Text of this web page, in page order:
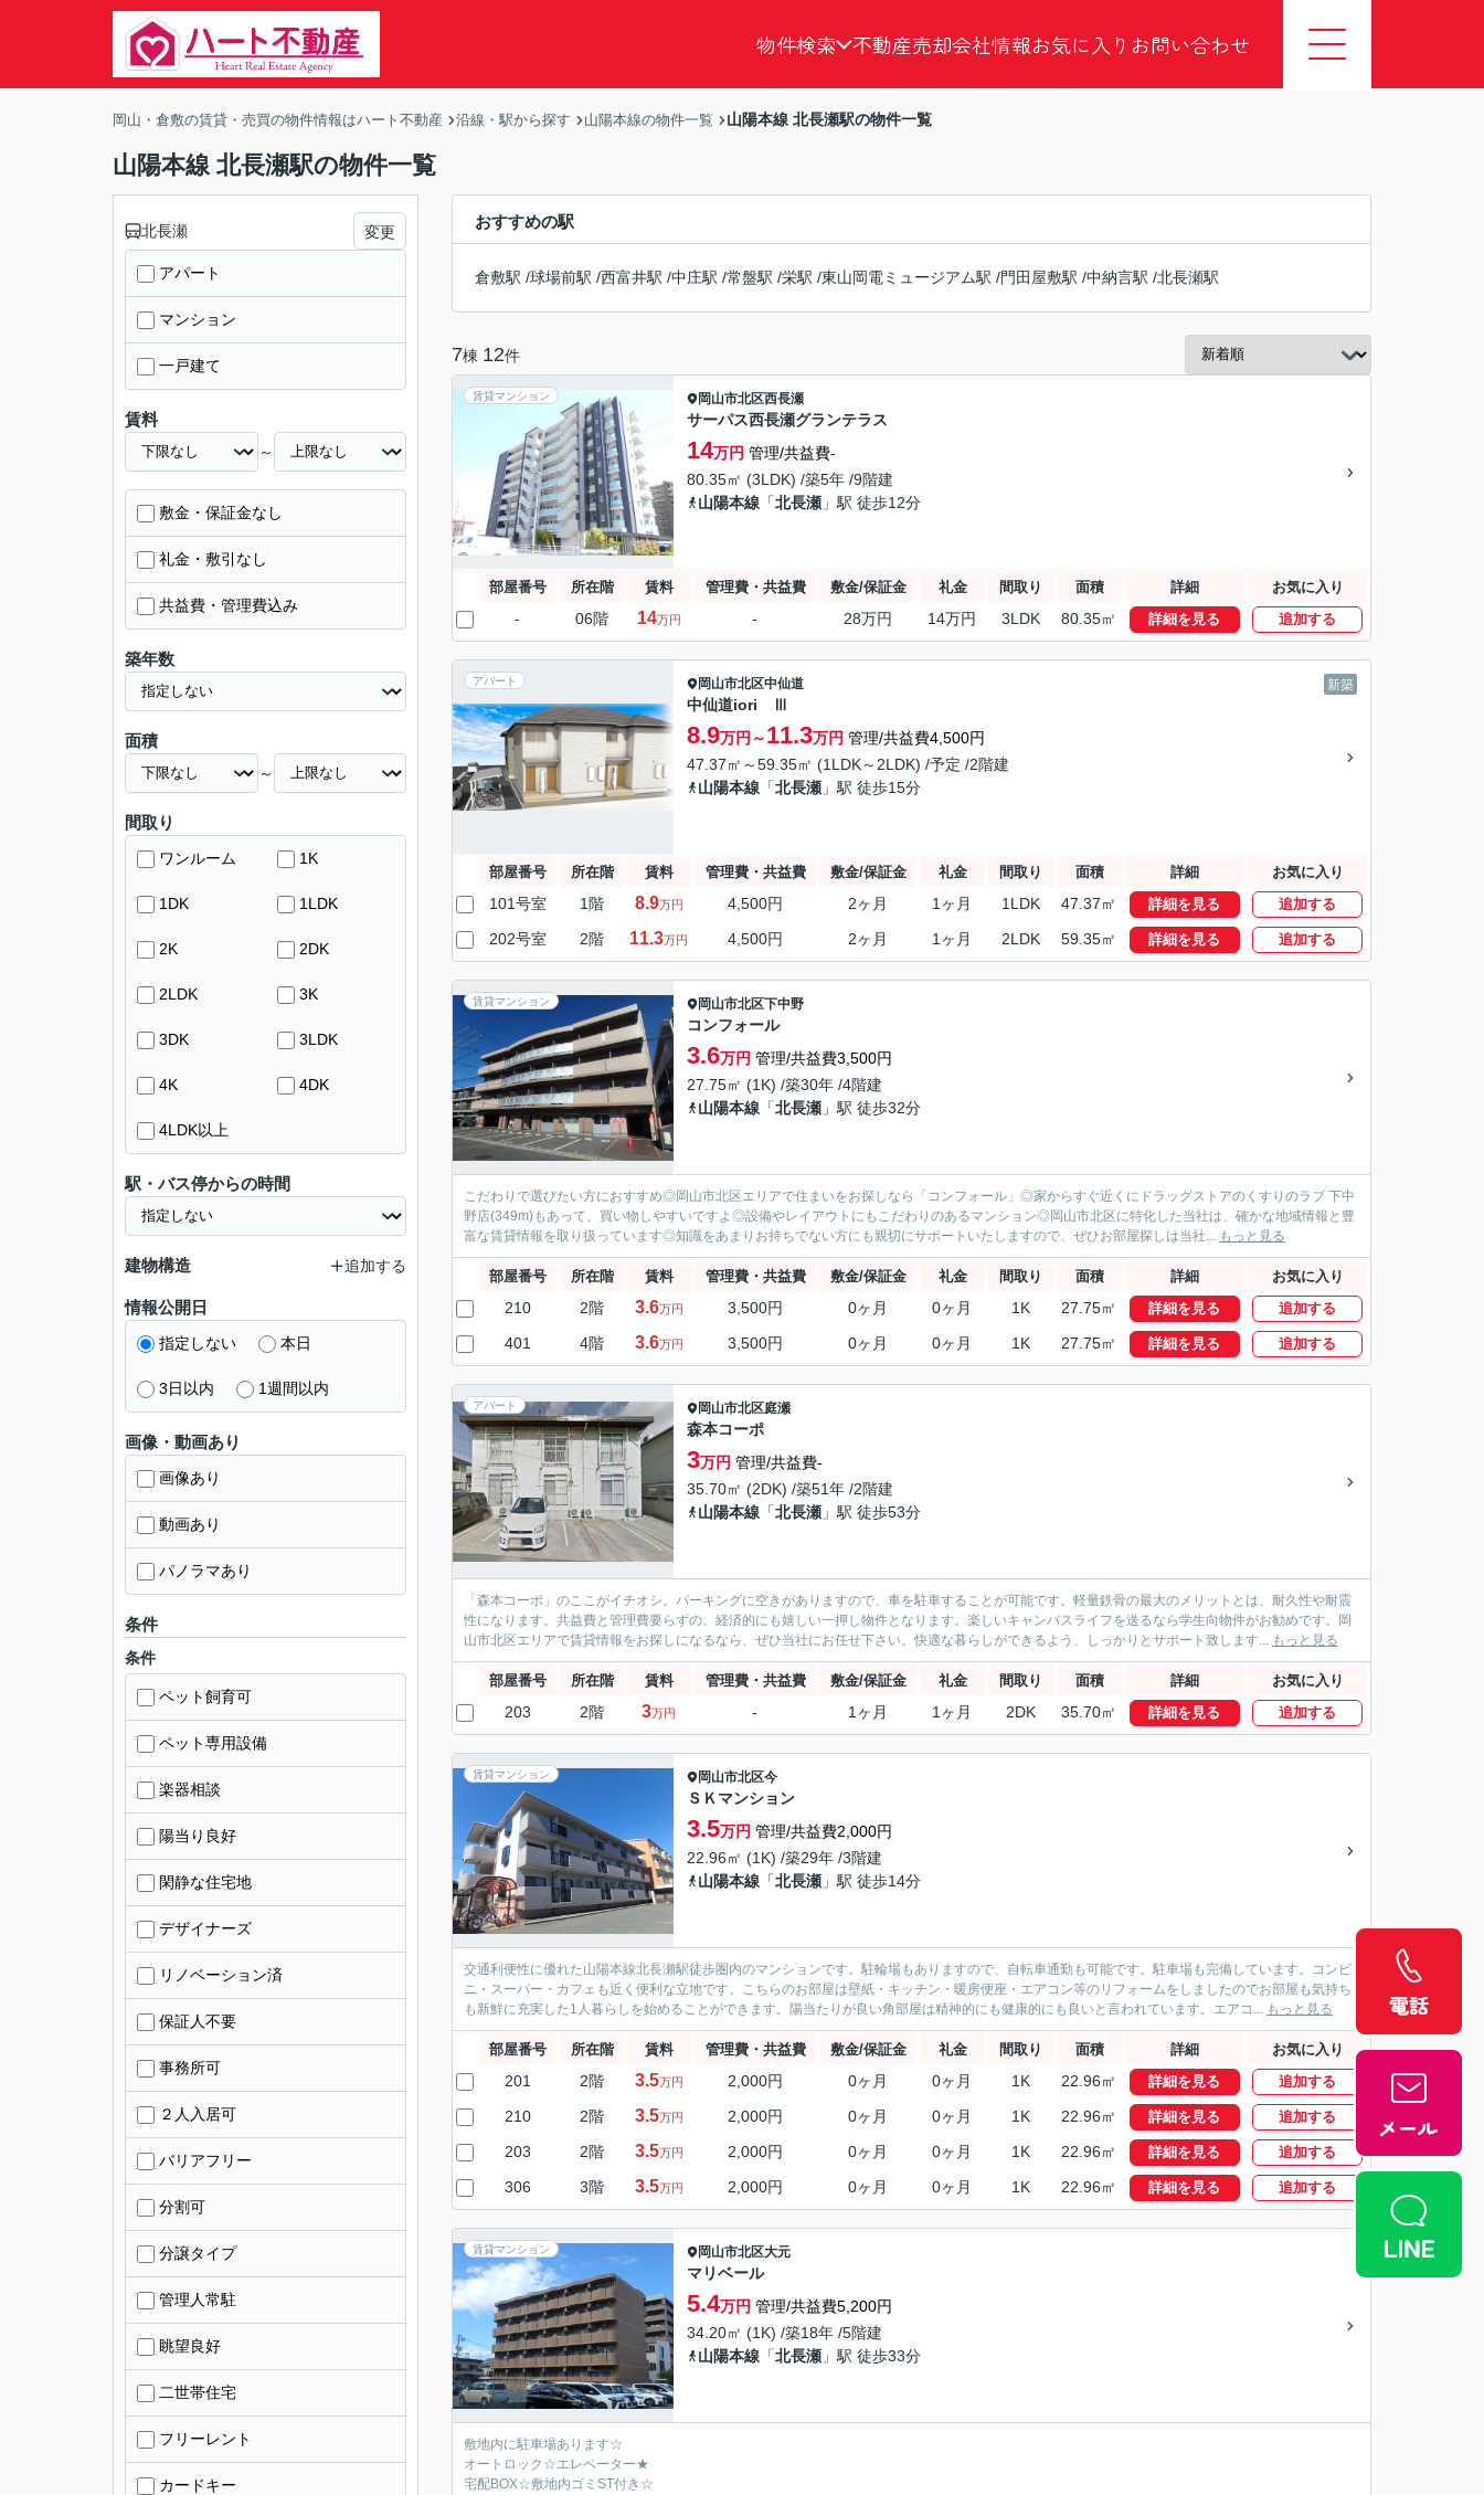
物件検索 不動産売却会社情報お気に入り お問い合わせ
岡山・倉敷の賃貸・売買の物件情報はハート不動産 沿線・駅から探す 山陽本線の物件一覧 山陽本線 北長瀬駅の物件一覧
山陽本線 北長瀬駅の物件一覧
おすすめの駅
倉敷駅 /球場前駅 /西富井駅 /中庄駅 /常盤駅 /栄駅 /東山岡電ミュージアム駅 /門田屋敷駅 /中納言駅 /北長瀬駅
7棟 12件
賃貸マンション 岡山市北区西長瀬
サーパス西長瀬グランテラス
14万円 管理/共益費-
80.35㎡ (3LDK) /築5年 /9階建
山陽本線 「北長瀬 」駅 徒歩12分
部屋番号 所在階 賃料 管理費・共益費 敷金/保証金 礼金 間取り 面積 詳細 お気に入り
- 06階 14万円 - 28万円 14万円 3LDK 80.35㎡ 詳細を見る 追加する
アパート 新築
岡山市北区中仙道
中仙道iori Ⅲ
8.9万円～11.3万円 管理/共益費4,500円
47.37㎡～59.35㎡ (1LDK～2LDK) /予定 /2階建
山陽本線 「北長瀬 」駅 徒歩15分
部屋番号 所在階 賃料 管理費・共益費 敷金/保証金 礼金 間取り 面積 詳細 お気に入り
101号室 1階 8.9万円 4,500円 2ヶ月 1ヶ月 1LDK 47.37㎡ 詳細を見る 追加する
202号室 2階 11.3万円 4,500円 2ヶ月 1ヶ月 2LDK 59.35㎡ 詳細を見る 追加する
賃貸マンション 岡山市北区下中野
コンフォール
3.6万円 管理/共益費3,500円
27.75㎡ (1K) /築30年 /4階建
山陽本線 「北長瀬 」駅 徒歩32分
こだわりで選びたい方におすすめ◎岡山市北区エリアで住まいをお探しなら「コンフォール」◎家からすぐ近くにドラッグストアのくすりのラブ 下中
野店(349m)もあって、買い物しやすいですよ◎設備やレイアウトにもこだわりのあるマンション◎岡山市北区に特化した当社は、確かな地域情報と豊
富な賃貸情報を取り扱っています◎知識をあまりお持ちでない方にも親切にサポートいたしますので、ぜひお部屋探しは当社... もっと見る
部屋番号 所在階 賃料 管理費・共益費 敷金/保証金 礼金 間取り 面積 詳細 お気に入り
210 2階 3.6万円 3,500円 0ヶ月 0ヶ月 1K 27.75㎡ 詳細を見る 追加する
401 4階 3.6万円 3,500円 0ヶ月 0ヶ月 1K 27.75㎡ 詳細を見る 追加する
アパート 岡山市北区庭瀬
森本コーポ
3万円 管理/共益費-
35.70㎡ (2DK) /築51年 /2階建
山陽本線 「北長瀬 」駅 徒歩53分
「森本コーポ」のここがイチオシ。パーキングに空きがありますので、車を駐車することが可能です。軽量鉄骨の最大のメリットとは、耐久性や耐震
性になります。共益費と管理費要らずの、経済的にも嬉しい一押し物件となります。楽しいキャンパスライフを送るなら学生向物件がお勧めです。岡
山市北区エリアで賃貸情報をお探しになるなら、ぜひ当社にお任せ下さい。快適な暮らしができるよう、しっかりとサポート致します... もっと見る
部屋番号 所在階 賃料 管理費・共益費 敷金/保証金 礼金 間取り 面積 詳細 お気に入り
203 2階 3万円 - 1ヶ月 1ヶ月 2DK 35.70㎡ 詳細を見る 追加する
賃貸マンション 岡山市北区今
ＳＫマンション
3.5万円 管理/共益費2,000円
22.96㎡ (1K) /築29年 /3階建
山陽本線 「北長瀬 」駅 徒歩14分
交通利便性に優れた山陽本線北長瀬駅徒歩圏内のマンションです。駐輪場もありますので、自転車通勤も可能です。駐車場も完備しています。コンビ
ニ・スーパー・カフェも近く便利な立地です。こちらのお部屋は壁紙・キッチン・暖房便座・エアコン等のリフォームをしましたのでお部屋も気持ち
も新鮮に充実した1人暮らしを始めることができます。陽当たりが良い角部屋は精神的にも健康的にも良いと言われています。エアコ... もっと見る
部屋番号 所在階 賃料 管理費・共益費 敷金/保証金 礼金 間取り 面積 詳細 お気に入り
201 2階 3.5万円 2,000円 0ヶ月 0ヶ月 1K 22.96㎡ 詳細を見る 追加する
210 2階 3.5万円 2,000円 0ヶ月 0ヶ月 1K 22.96㎡ 詳細を見る 追加する
203 2階 3.5万円 2,000円 0ヶ月 0ヶ月 1K 22.96㎡ 詳細を見る 追加する
306 3階 3.5万円 2,000円 0ヶ月 0ヶ月 1K 22.96㎡ 詳細を見る 追加する
賃貸マンション 岡山市北区大元
マリベール
5.4万円 管理/共益費5,200円
34.20㎡ (1K) /築18年 /5階建
山陽本線 「北長瀬 」駅 徒歩33分
敷地内に駐車場あります☆
オートロック☆エレベーター★
宅配BOX☆敷地内ゴミST付き☆
北長瀬 変更
アパート
マンション
一戸建て
賃料
～
敷金・保証金なし
礼金・敷引なし
共益費・管理費込み
築年数
面積
～
間取り
ワンルーム 1K
1DK 1LDK
2K 2DK
2LDK 3K
3DK 3LDK
4K 4DK
4LDK以上
駅・バス停からの時間
建物構造 追加する
情報公開日
指定しない 本日
3日以内 1週間以内
画像・動画あり
画像あり
動画あり
パノラマあり
条件
条件
ペット飼育可
ペット専用設備
楽器相談
陽当り良好
閑静な住宅地
デザイナーズ
リノベーション済
保証人不要
事務所可
２人入居可
バリアフリー
分割可
分譲タイプ
管理人常駐
眺望良好
二世帯住宅
フリーレント
カードキー